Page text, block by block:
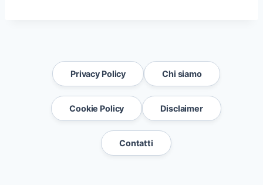
Privacy Policy Chi siamo
Cookie Policy Disclaimer
Contatti